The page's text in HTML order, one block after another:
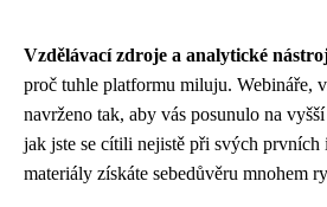
Vzdělávací zdroje a analytické
proč tuhle platformu miluju. Webináře,
navrženo tak, aby vás posunulo na
jak jste se cítili nejistě při svých prvních
materiály získáte sebedůvěru mnohem